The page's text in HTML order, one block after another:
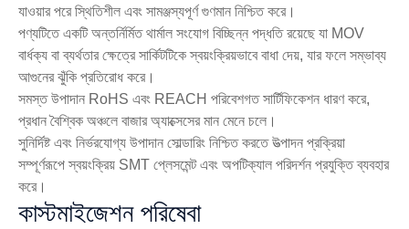
যাওয়ার পরে স্থিতিশীল এবং সামঞ্জস্যপূর্ণ গুণমান নিশ্চিত করে।
পণ্যটিতে একটি অন্তর্নির্মিত থার্মাল সংযোগ বিচ্ছিন্ন পদ্ধতি রয়েছে যা MOV
বার্ধক্য বা ব্যর্থতার ক্ষেত্রে সার্কিটটিকে স্বয়ংক্রিয়ভাবে বাধা দেয়, যার ফলে সম্ভাব্য
আগুনের ঝুঁকি প্রতিরোধ করে।
সমস্ত উপাদান RoHS এবং REACH পরিবেশগত সার্টিফিকেশন ধারণ করে,
প্রধান বৈশ্বিক অঞ্চলে বাজার অ্যাক্সেসের মান মেনে চলে।
সুনির্দিষ্ট এবং নির্ভরযোগ্য উপাদান সোল্ডারিং নিশ্চিত করতে উত্পাদন প্রক্রিয়া
সম্পূর্ণরূপে স্বয়ংক্রিয় SMT প্লেসমেন্ট এবং অপটিক্যাল পরিদর্শন প্রযুক্তি ব্যবহার
করে।
কাস্টমাইজেশন পরিষেবা